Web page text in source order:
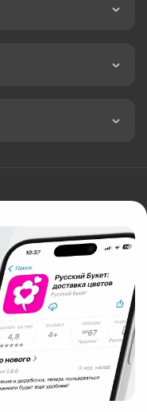
цветов в
«Технология»
ул. Ипподромская,